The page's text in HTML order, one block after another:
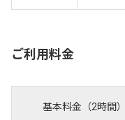
ご利用料金
基本料金（2時間）